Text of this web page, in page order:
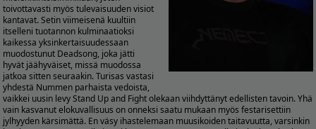
toivottavasti myös tulevaisuuden visiot
kantavat. Setin viimeisenä kuultiin
itselleni tuotannon kulminaatioksi
kaikessa yksinkertaisuudessaan
muodostunut Deadsong, joka jätti
hyvät jäähyväiset, missä muodossa
jatkoa sitten seuraakin. Turisas vastasi
yhdestä Nummen parhaista vedoista,
vaikkei uusin levy Stand Up and Fight olekaan viihdyttänyt edellisten tavoin. Yhä
vain kasvanut elokuvallisuus on onneksi saatu mukaan myös festarisettiin
jylhyyden kärsimättä. En väsy ihastelemaan muusikoiden taitavuutta, varsinkin